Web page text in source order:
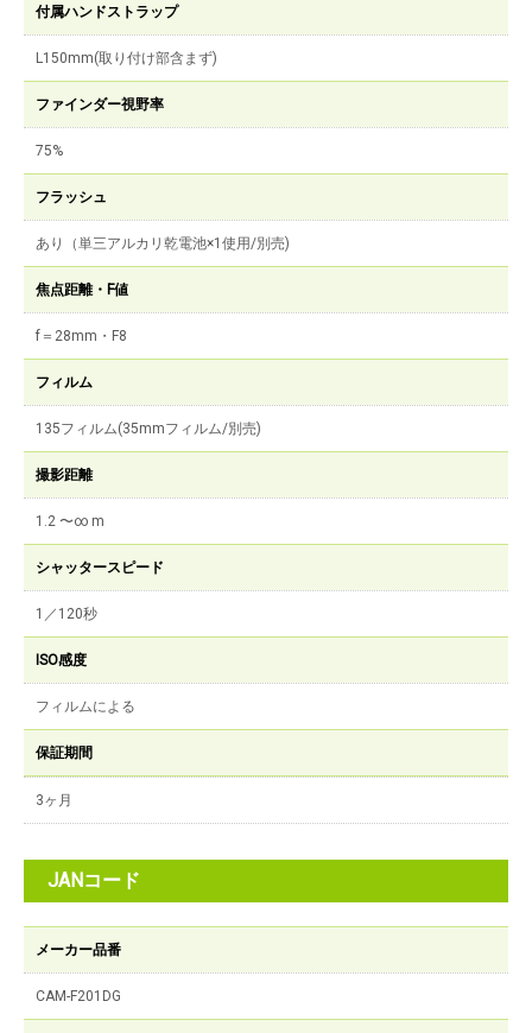
付属ハンドストラップ
L150mm(取り付け部含まず)
ファインダー視野率
75%
フラッシュ
あり（単三アルカリ乾電池×1使用/別売)
焦点距離・F値
f＝28mm・F8
フィルム
135フィルム(35mmフィルム/別売)
撮影距離
1.2 〜∞ m
シャッタースピード
1／120秒
ISO感度
フィルムによる
保証期間
3ヶ月
JANコード
メーカー品番
CAM-F201DG